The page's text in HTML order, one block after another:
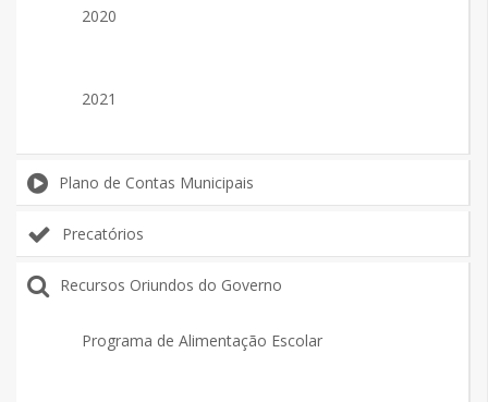
2020
2021
Plano de Contas Municipais
Precatórios
Recursos Oriundos do Governo
Programa de Alimentação Escolar